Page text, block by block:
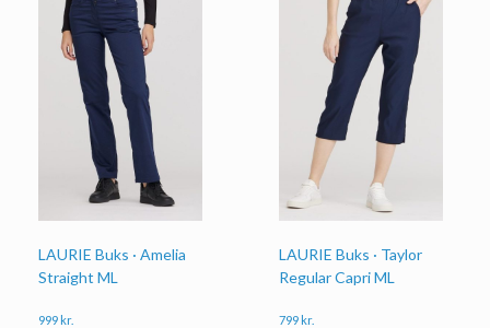
LAURIE Buks · Amelia
Straight ML
999kr.
LAURIE Buks · Taylor
Regular Capri ML
799kr.